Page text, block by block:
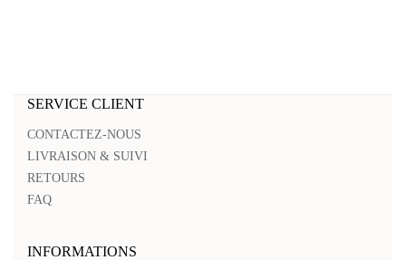
SERVICE CLIENT
CONTACTEZ-NOUS
LIVRAISON & SUIVI
RETOURS
FAQ
INFORMATIONS